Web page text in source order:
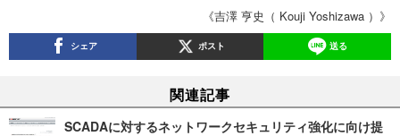
《吉澤 亨史（ Kouji Yoshizawa ）》
シェア ポスト 送る
関連記事
SCADAに対するネットワークセキュリティ強化に向け提